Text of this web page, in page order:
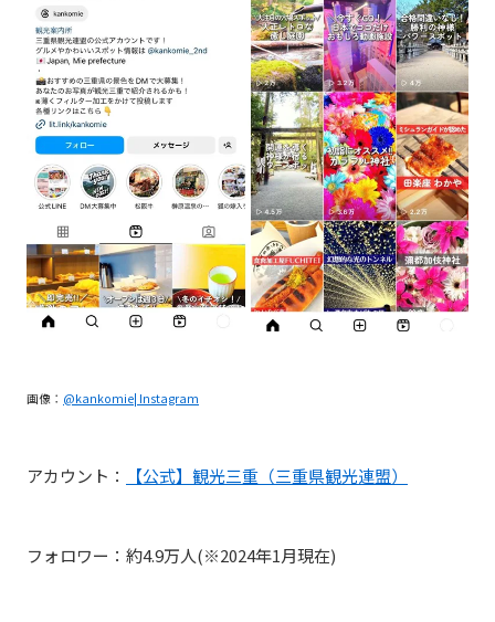
画像： @kankomie| Instagram
アカウント： 【公式】観光三重（三重県観光連盟）
フォロワー：約4.9万人(※2024年1月現在)